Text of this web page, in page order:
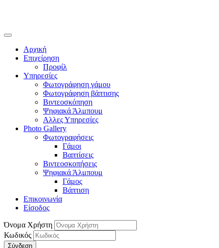
Αρχική
Επιχείρηση
Προφίλ
Υπηρεσίες
Φωτογράφηση γάμου
Φωτογράφηση βάπτισης
Βιντεοσκόπηση
Ψηφιακά Άλμπουμ
Αλλες Υπηρεσίες
Photo Gallery
Φωτογραφήσεις
Γάμοι
Βαπτίσεις
Βιντεοσκοπήσεις
Ψηφιακά Άλμπουμ
Γάμος
Βάπτιση
Επικοινωνία
Είσοδος
Όνομα Χρήστη
Κωδικός
Σύνδεση